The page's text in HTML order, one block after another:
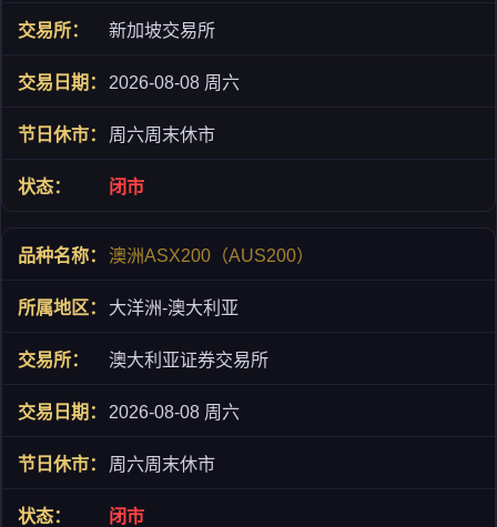
新加坡交易所
2026-08-08 周六
周六周末休市
闭市
澳洲ASX200（AUS200）
大洋洲-澳大利亚
澳大利亚证券交易所
2026-08-08 周六
周六周末休市
闭市